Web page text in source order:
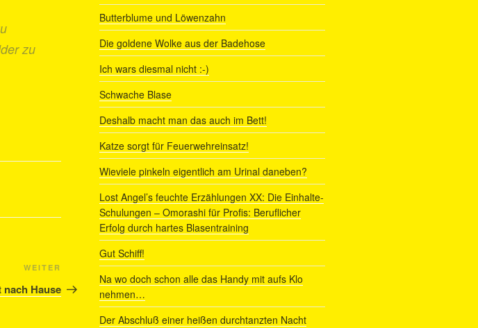
zu
Nächster
Beitrag
WEITER
Hause
Butterblume und Löwenzahn
Die goldene Wolke aus der Badehose
Ich wars diesmal nicht :-)
Schwache Blase
Deshalb macht man das auch im Bett!
Katze sorgt für Feuerwehreinsatz!
Wieviele pinkeln eigentlich am Urinal daneben?
Lost Angel’s feuchte Erzählungen XX: Die Einhalte-
Schulungen – Omorashi für Profis: Beruflicher
Erfolg durch hartes Blasentraining
Gut Schiff!
Na wo doch schon alle das Handy mit aufs Klo
nehmen…
Der Abschluß einer heißen durchtanzten Nacht